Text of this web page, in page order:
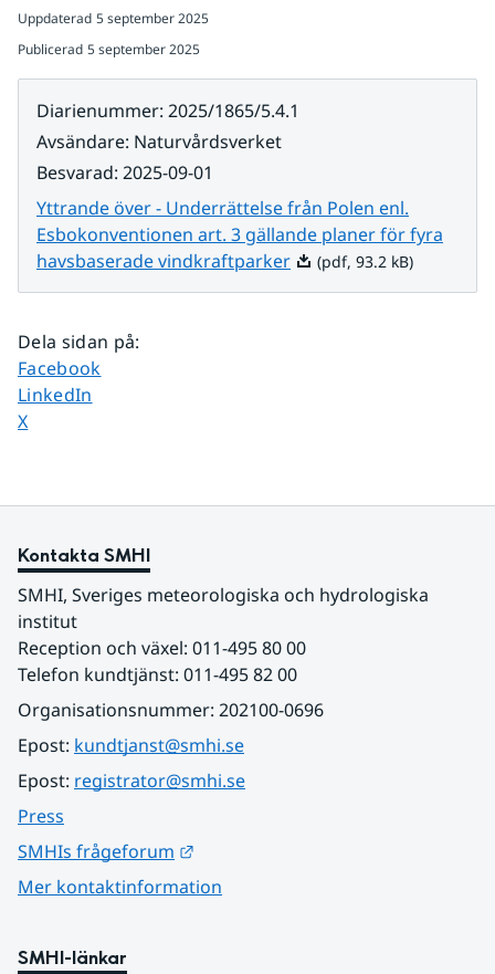
Uppdaterad 5 september 2025
Publicerad 5 september 2025
Diarienummer: 2025/1865/5.4.1
Avsändare: Naturvårdsverket
Besvarad: 2025-09-01
Yttrande över - Underrättelse från Polen enl.
Esbokonventionen art. 3 gällande planer för fyra
havsbaserade vindkraftparkerPdf, 93.2 kB.
(pdf, 93.2 kB)
Dela sidan på:
Dela sidan på
Facebook
Dela sidan på
LinkedIn
Dela sidan på
X
Kontakta SMHI
SMHI, Sveriges meteorologiska och hydrologiska
institut
Reception och växel: 011-495 80 00
Telefon kundtjänst: 011-495 82 00
Organisationsnummer: 202100-0696
Epost: kundtjanst@smhi.se
Epost: registrator@smhi.se
Press
SMHIs frågeforum
Mer kontaktinformation
SMHI-länkar